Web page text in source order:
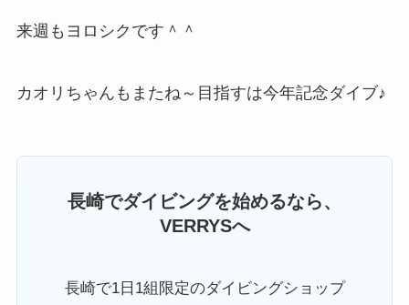
来週もヨロシクです＾＾
カオリちゃんもまたね～目指すは今年記念ダイブ♪
長崎でダイビングを始めるなら、
VERRYSへ
長崎で1日1組限定のダイビングショップ